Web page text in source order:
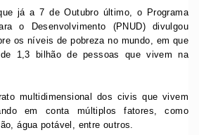
já a 7 de Outubro último, o Programa
o Desenvolvimento (PNUD) divulgou
os níveis de pobreza no mundo, em que
1,3 bilhão de pessoas que vivem na
multidimensional dos civis que vivem
em conta múltiplos fatores, como
água potável, entre outros.